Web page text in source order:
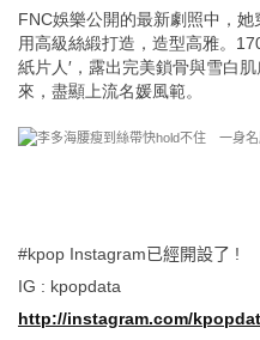
FNC娛樂公開的最新劇照中，
用高級絲緞打造，造型高雅。
紙片人′，露出完美鎖骨與雪白
來，盡顯上流名媛風範。
#kpop Instagram已經開設了 !
IG : kpopdata
http://instagram.com/